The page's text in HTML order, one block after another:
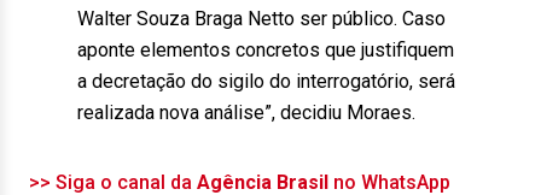
Walter Souza Braga Netto ser público. Caso
aponte elementos concretos que justifiquem
a decretação do sigilo do interrogatório, será
realizada nova análise”, decidiu Moraes.
>> Siga o canal da Agência Brasil no WhatsApp